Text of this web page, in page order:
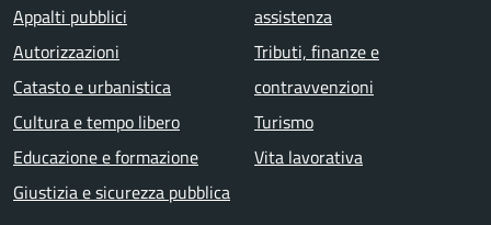
Appalti pubblici
Autorizzazioni
Catasto e urbanistica
Cultura e tempo libero
Educazione e formazione
Giustizia e sicurezza pubblica
assistenza
Tributi, finanze e
contravvenzioni
Turismo
Vita lavorativa